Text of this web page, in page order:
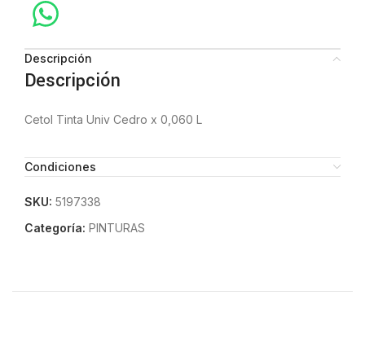
Descripción
Descripción
Cetol Tinta Univ Cedro x 0,060 L
Condiciones
SKU: 5197338
Categoría: PINTURAS